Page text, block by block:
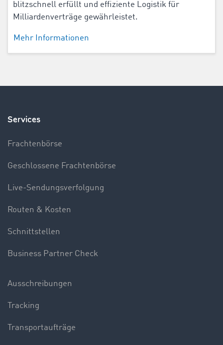
blitzschnell erfüllt und effiziente Logistik für
Milliardenverträge gewährleistet.
Mehr Informationen
Services
Frachtenbörse
Geschlossene Frachtenbörse
Live-Sendungsverfolgung
Routen & Kosten
Schnittstellen
Business Partner Check
Ausschreibungen
Tracking
Transportaufträge